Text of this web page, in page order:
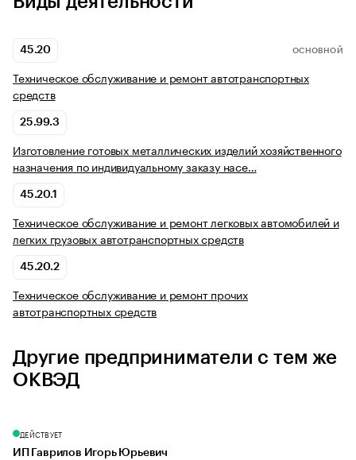
45.20 ОСНОВНОЙ
Техническое обслуживание и ремонт автотранспортных
средств
25.99.3
Изготовление готовых металлических изделий хозяйственного
назначения по индивидуальному заказу насе…
45.20.1
Техническое обслуживание и ремонт легковых автомобилей и
легких грузовых автотранспортных средств
45.20.2
Техническое обслуживание и ремонт прочих
автотранспортных средств
Другие предприниматели с тем же
ОКВЭД
ДЕЙСТВУЕТ
ИП Гаврилов Игорь Юрьевич